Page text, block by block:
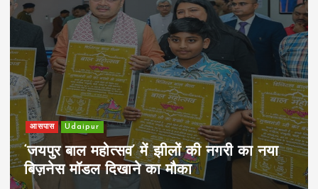
खेल Udaipur
पिम्स मेवाड़ कप 2026: क्रॉसवर्ड व आदित्यम
रियल स्टेट्स ने मुकाबले जीते